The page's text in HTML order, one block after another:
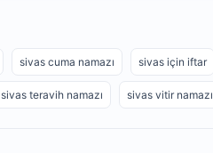
sivas cuma namazı sivas için iftar
sivas teravih namazı sivas vitir namazı